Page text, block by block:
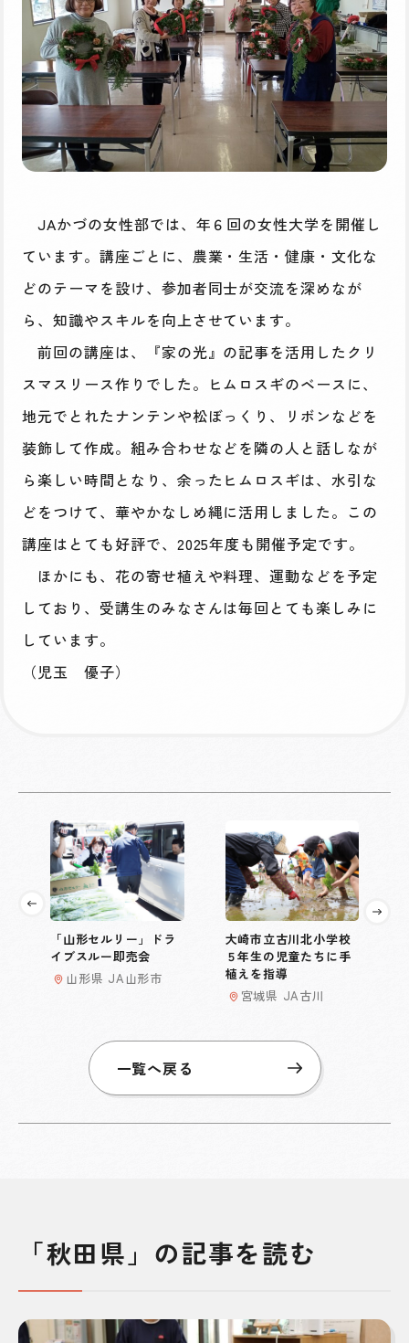
JAかづの女性部では、年６回の女性大学を開催し
ています。講座ごとに、農業・生活・健康・文化な
どのテーマを設け、参加者同士が交流を深めなが
ら、知識やスキルを向上させています。
前回の講座は、『家の光』の記事を活用したクリ
スマスリース作りでした。ヒムロスギのベースに、
地元でとれたナンテンや松ぼっくり、リボンなどを
装飾して作成。組み合わせなどを隣の人と話しなが
ら楽しい時間となり、余ったヒムロスギは、水引な
どをつけて、華やかなしめ縄に活用しました。この
講座はとても好評で、2025年度も開催予定です。
ほかにも、花の寄せ植えや料理、運動などを予定
しており、受講生のみなさんは毎回とても楽しみに
しています。
（児玉 優子）
「山形セルリー」ドラ
イブスルー即売会
山形県 JA山形市
大崎市立古川北小学校
５年生の児童たちに手
植えを指導
宮城県 JA古川
一覧へ戻る
「秋田県」の記事を読む